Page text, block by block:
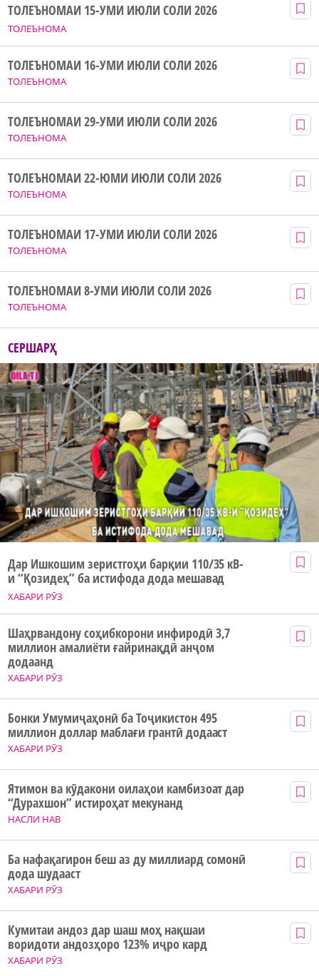
ТОЛЕЪНОМА
ТОЛЕЪНОМАИ 15-УМИ ИЮЛИ СОЛИ 2026
ТОЛЕЪНОМА
ТОЛЕЪНОМАИ 16-УМИ ИЮЛИ СОЛИ 2026
ТОЛЕЪНОМА
ТОЛЕЪНОМАИ 29-УМИ ИЮЛИ СОЛИ 2026
ТОЛЕЪНОМА
ТОЛЕЪНОМАИ 22-ЮМИ ИЮЛИ СОЛИ 2026
ТОЛЕЪНОМА
ТОЛЕЪНОМАИ 17-УМИ ИЮЛИ СОЛИ 2026
ТОЛЕЪНОМА
ТОЛЕЪНОМАИ 8-УМИ ИЮЛИ СОЛИ 2026
СЕРШАРҲ
ХАБАРИ РӮЗ
Дар Ишкошим зеристгоҳи барқии 110/35 кВ-
и “Қозидеҳ” ба истифода дода мешавад
ХАБАРИ РӮЗ
Шаҳрвандону соҳибкорони инфиродӣ 3,7
миллион амалиёти ғайринақдӣ анҷом
додаанд
ХАБАРИ РӮЗ
Бонки Умумиҷаҳонӣ ба Тоҷикистон 495
миллион доллар маблағи грантӣ додааст
НАСЛИ НАВ
Ятимон ва кӯдакони оилаҳои камбизоат дар
“Дурахшон” истироҳат мекунанд
ХАБАРИ РӮЗ
Ба нафақагирон беш аз ду миллиард сомонӣ
дода шудааст
ХАБАРИ РӮЗ
Кумитаи андоз дар шаш моҳ нақшаи
воридоти андозҳоро 123% иҷро кард